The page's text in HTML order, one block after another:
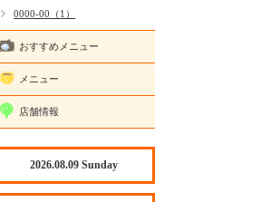
0000-00（1）
おすすめメニュー
メニュー
店舗情報
2026.08.09 Sunday